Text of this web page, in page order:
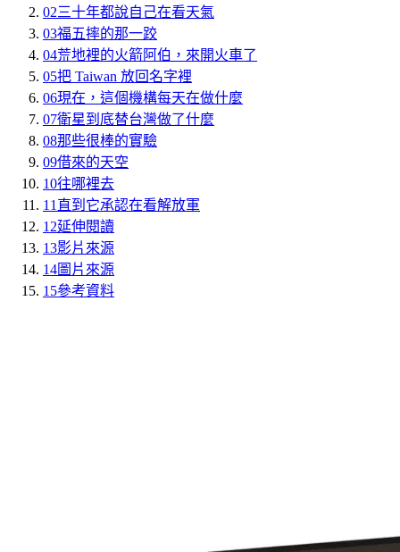
02三十年都說自己在看天氣
03福五摔的那一跤
04荒地裡的火箭阿伯，來開火車了
05把 Taiwan 放回名字裡
06現在，這個機構每天在做什麼
07衛星到底替台灣做了什麼
08那些很棒的實驗
09借來的天空
10往哪裡去
11 直到它承認在看解放軍
12延伸閱讀
13影片來源
14圖片來源
15參考資料